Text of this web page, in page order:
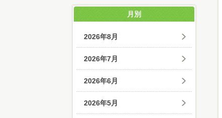
月別
2026年8月
2026年7月
2026年6月
2026年5月